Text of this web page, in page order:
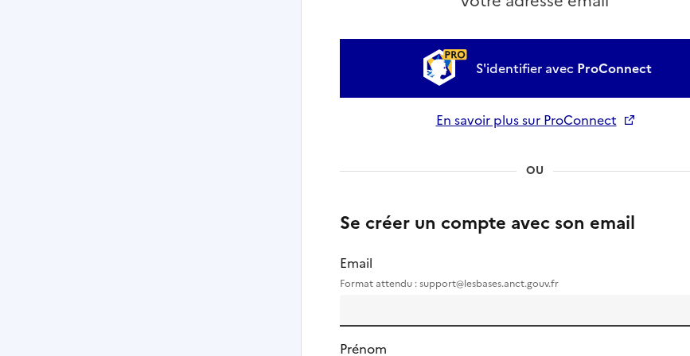
S'identifier avec ProConnect
En savoir plus sur ProConnect
OU
Se créer un compte avec son email
Email
Format attendu : support@lesbases.anct.gouv.fr
Prénom